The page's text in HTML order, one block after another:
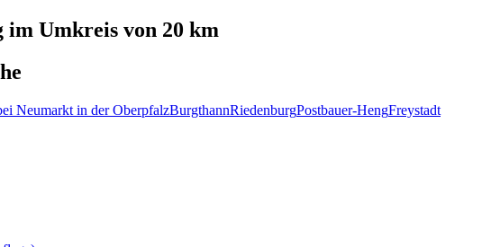
im Umkreis von 20 km
Neumarkt in der OberpfalzBurgthannRiedenburgPostbauer-HengFreystadt